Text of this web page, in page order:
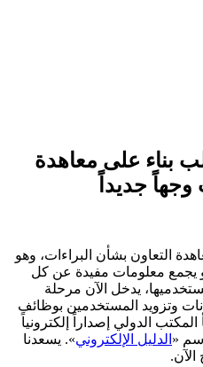
بناء على معاهدة
وجهاً جديداً
التعاون بشأن البراءات، وهو
يجمع معلومات مفيدة عن كل
يدخل الآن مرحلة
وتزويد المستخدمين بوظائف
الدولي إصداراً إلكترونياً
« الدليل الإلكتروني». يسعدنا
الآن.